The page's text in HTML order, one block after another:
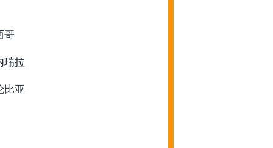
哥
瑞拉
比亚